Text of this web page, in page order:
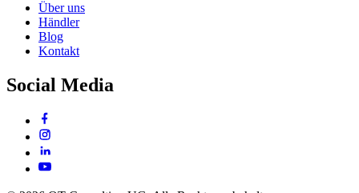
Über uns
Händler
Blog
Kontakt
Social Media